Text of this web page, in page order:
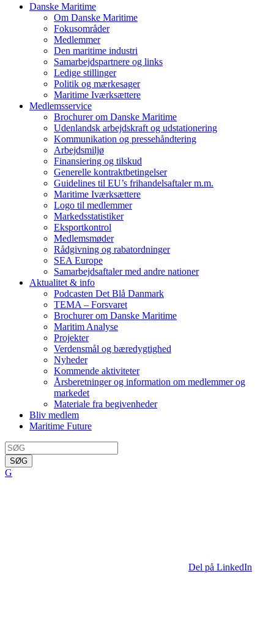
Danske Maritime
Om Danske Maritime
Fokusområder
Medlemmer
Den maritime industri
Samarbejdspartnere og links
Ledige stillinger
Politik og mærkesager
Maritime Iværksættere
Medlemsservice
Brochurer om Danske Maritime
Udenlandsk arbejdskraft og udstationering
Kommunikation og pressehåndtering
Arbejdsmiljø
Finansiering og tilskud
Generelle kontraktbetingelser
Guidelines til EU’s frihandelsaftaler m.m.
Maritime Iværksættere
Logo til medlemmer
Markedsstatistiker
Eksportkontrol
Medlemsmøder
Rådgivning og rabatordninger
SEA Europe
Samarbejdsaftaler med andre nationer
Aktualitet & info
Podcasten Det Blå Danmark
TEMA – Forsvaret
Brochurer om Danske Maritime
Maritim Analyse
Projekter
Verdensmål og bæredygtighed
Nyheder
Kommende aktiviteter
Årsberetninger og information om medlemmer og
markedet
Materiale fra begivenheder
Bliv medlem
Maritime Future
SØG
G
Del på LinkedIn